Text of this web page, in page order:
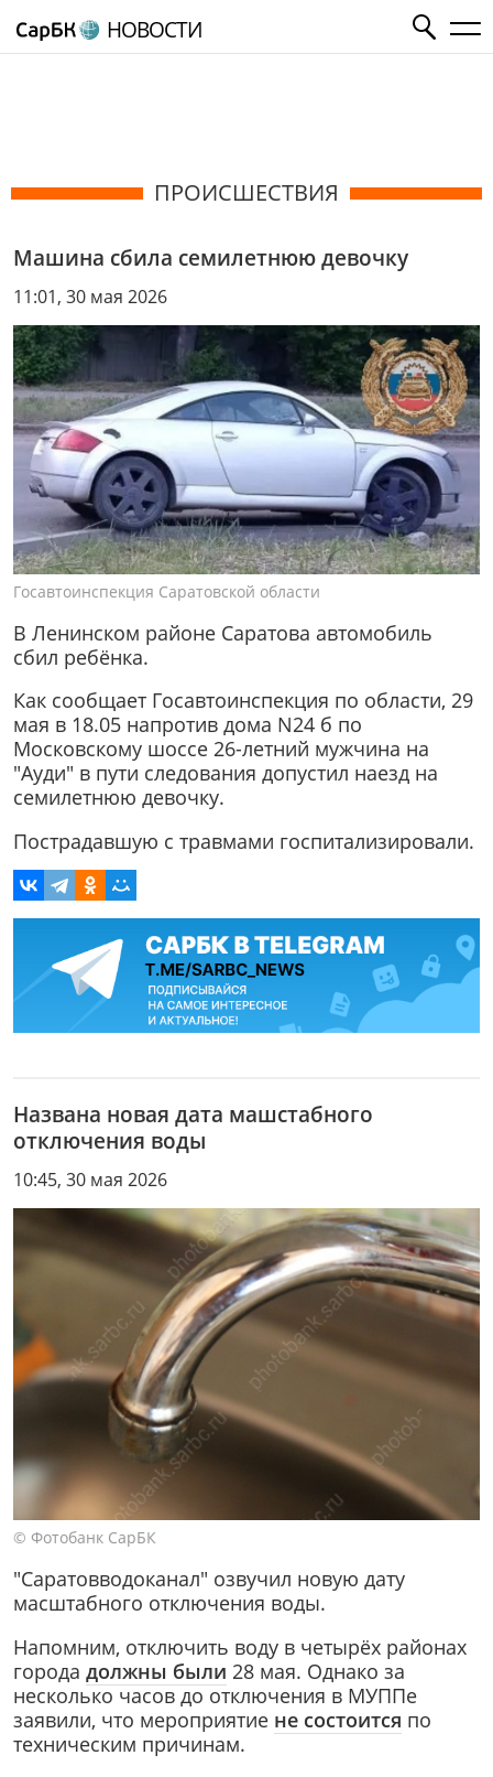
НОВОСТИ
ПРОИСШЕСТВИЯ
Машина сбила семилетнюю девочку
11:01, 30 мая 2026
Госавтоинспекция Саратовской области
В Ленинском районе Саратова автомобиль
сбил ребёнка.
Как сообщает Госавтоинспекция по области, 29
мая в 18.05 напротив дома N24 б по
Московскому шоссе 26-летний мужчина на
"Ауди" в пути следования допустил наезд на
семилетнюю девочку.
Пострадавшую с травмами госпитализировали.
Названа новая дата машстабного
отключения воды
10:45, 30 мая 2026
© Фотобанк СарБК
"Саратовводоканал" озвучил новую дату
масштабного отключения воды.
Напомним, отключить воду в четырёх районах
города должны были 28 мая. Однако за
несколько часов до отключения в МУППе
заявили, что мероприятие не состоится по
техническим причинам.